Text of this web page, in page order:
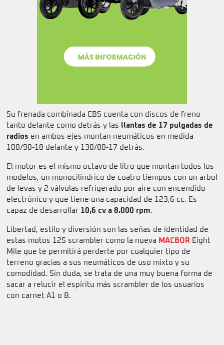
Su frenada combinada CBS cuenta con discos de freno
tanto delante como detrás y las llantas de 17 pulgadas de
radios en ambos ejes montan neumáticos en medida
100/90-18 delante y 130/80-17 detrás.
El motor es el mismo octavo de litro que montan todos los
modelos, un monocilíndrico de cuatro tiempos con un arbol
de levas y 2 válvulas refrigerado por aire con encendido
electrónico y que tiene una capacidad de 123,6 cc. Es
capaz de desarrollar 10,6 cv a 8.000 rpm.
Libertad, estilo y diversión son las señas de identidad de
estas motos 125 scrambler como la nueva MACBOR Eight
Mile que te permitirá perderte por cualquier tipo de
terreno gracias a sus neumáticos de uso mixto y su
comodidad. Sin duda, se trata de una muy buena forma de
sacar a relucir el espíritu más scrambler de los usuarios
con carnet A1 o B.